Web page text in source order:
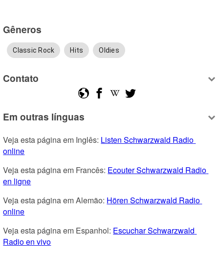
Gêneros
Classic Rock Hits Oldies
Contato
Em outras línguas
Veja esta página em Inglês: Listen Schwarzwald Radio
online
Veja esta página em Francês: Ecouter Schwarzwald Radio
en ligne
Veja esta página em Alemão: Hören Schwarzwald Radio
online
Veja esta página em Espanhol: Escuchar Schwarzwald
Radio en vivo